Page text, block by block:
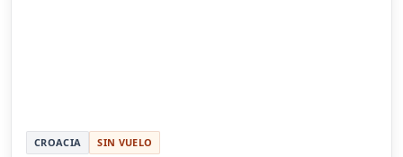
CROACIA SIN VUELO